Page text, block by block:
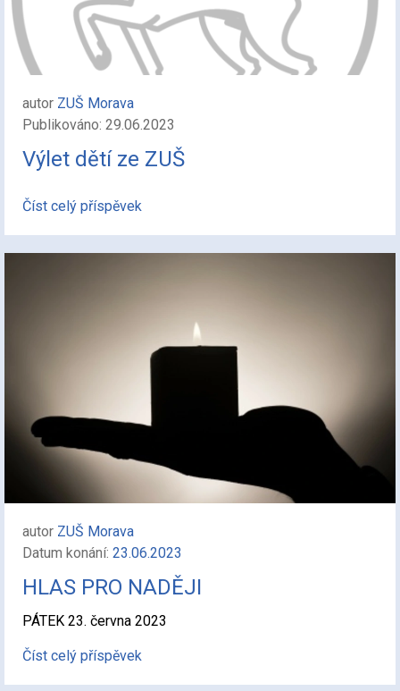
autor ZUŠ Morava
Publikováno: 29.06.2023
Výlet dětí ze ZUŠ
Číst celý příspěvek
autor ZUŠ Morava
Datum konání: 23.06.2023
HLAS PRO NADĚJI
PÁTEK 23. června 2023
Číst celý příspěvek